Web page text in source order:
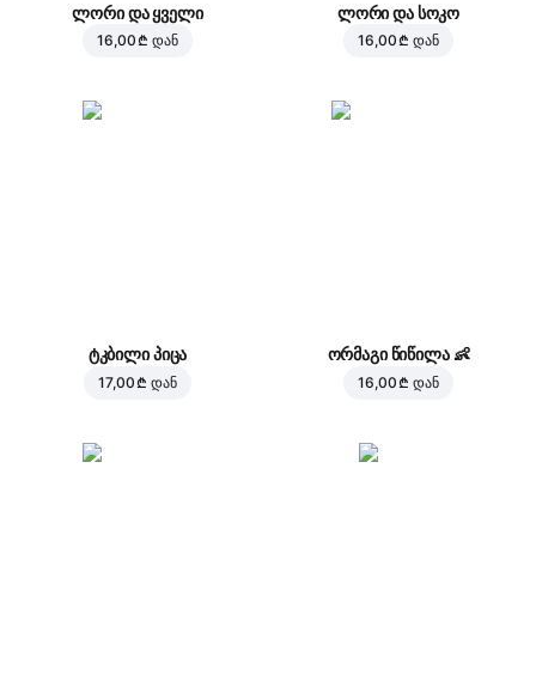
ლორი და ყველი
16,00 ₾ დან
ლორი და სოკო
16,00 ₾ დან
ტკბილი პიცა
17,00 ₾ დან
ორმაგი წიწილა👶
16,00 ₾ დან